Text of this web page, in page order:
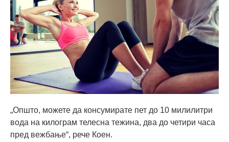
„Општо, можете да консумирате пет до 10 милилитри
вода на килограм телесна тежина, два до четири часа
пред вежбање“, рече Коен.